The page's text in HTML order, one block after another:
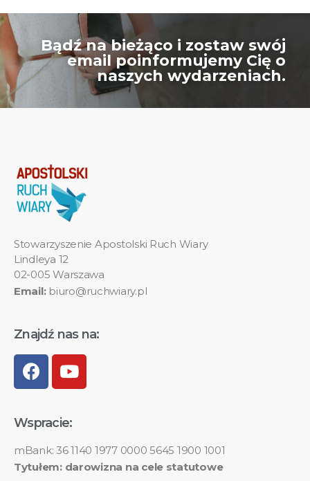
Bądź na bieżąco i zostaw swój
email poinformujemy Cię o
naszych wydarzeniach.
Stowarzyszenie Apostolski Ruch Wiary
Lindleya 12
02-005 Warszawa
Email:biuro@ruchwiary.pl
Znajdź nas na:
Wspracie:
mBank: 36 1140 1977 0000 5645 1900 1001
Tytułem: darowizna na cele statutowe